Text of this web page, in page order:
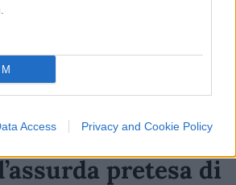
Access Privacy and Cookie Policy
pretesa di